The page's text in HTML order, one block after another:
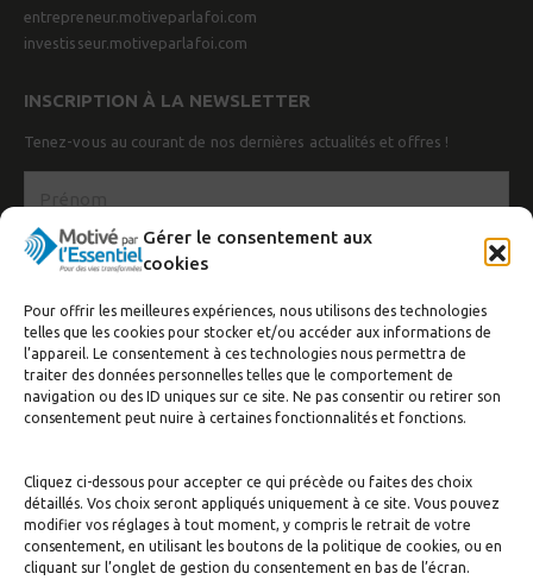
Gérer le consentement aux
cookies
Pour offrir les meilleures expériences, nous utilisons des technologies
telles que les cookies pour stocker et/ou accéder aux informations de
l’appareil. Le consentement à ces technologies nous permettra de
traiter des données personnelles telles que le comportement de
navigation ou des ID uniques sur ce site. Ne pas consentir ou retirer son
consentement peut nuire à certaines fonctionnalités et fonctions.
Cliquez ci-dessous pour accepter ce qui précède ou faites des choix
détaillés. Vos choix seront appliqués uniquement à ce site. Vous pouvez
modifier vos réglages à tout moment, y compris le retrait de votre
consentement, en utilisant les boutons de la politique de cookies, ou en
cliquant sur l’onglet de gestion du consentement en bas de l’écran.
entrepreneur.motiveparlafoi.com
investisseur.motiveparlafoi.com
INSCRIPTION À LA NEWSLETTER
Tenez-vous au courant de nos dernières actualités et offres !
J’accepte de recevoir la newsletter